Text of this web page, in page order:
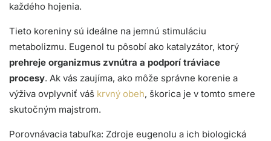
každého hojenia.
Tieto koreniny sú ideálne na jemnú stimuláciu
metabolizmu. Eugenol tu pôsobí ako katalyzátor, ktorý
prehreje organizmus zvnútra a podporí tráviace
procesy. Ak vás zaujíma, ako môže správne korenie a
výživa ovplyvniť váš krvný obeh, škorica je v tomto smere
skutočným majstrom.
Porovnávacia tabuľka: Zdroje eugenolu a ich biologická